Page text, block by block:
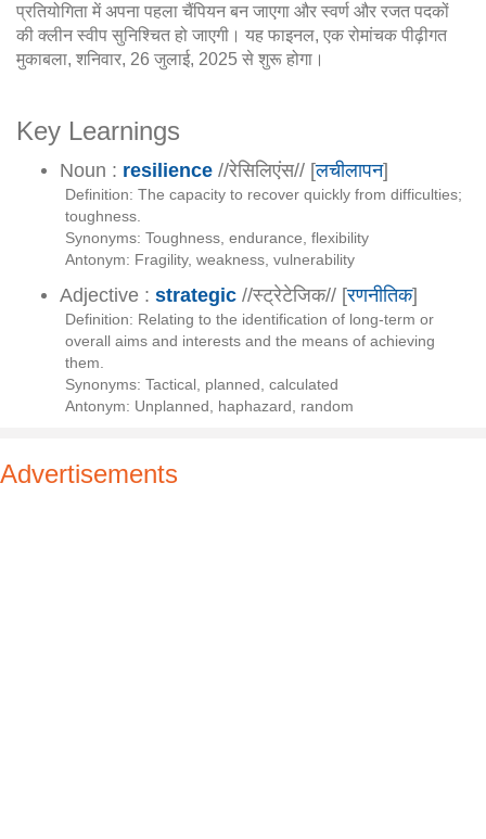
प्रतियोगिता में अपना पहला चैंपियन बन जाएगा और स्वर्ण और रजत पदकों
की क्लीन स्वीप सुनिश्चित हो जाएगी। यह फाइनल, एक रोमांचक पीढ़ीगत
मुकाबला, शनिवार, 26 जुलाई, 2025 से शुरू होगा।
Key Learnings
Noun : resilience //रेसिलिएंस// [लचीलापन]
Definition: The capacity to recover quickly from difficulties;
toughness.
Synonyms: Toughness, endurance, flexibility
Antonym: Fragility, weakness, vulnerability
Adjective : strategic //स्ट्रेटेजिक// [रणनीतिक]
Definition: Relating to the identification of long-term or
overall aims and interests and the means of achieving
them.
Synonyms: Tactical, planned, calculated
Antonym: Unplanned, haphazard, random
Advertisements